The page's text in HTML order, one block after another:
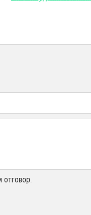
отговор.